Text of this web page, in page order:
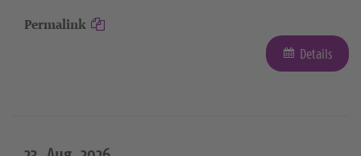
Permalink
Details